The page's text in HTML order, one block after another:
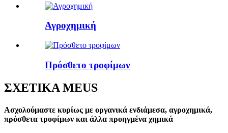
Αγροχημική
Πρόσθετο τροφίμων
ΣΧΕΤΙΚΑ ΜΕUS
Ασχολούμαστε κυρίως με οργανικά ενδιάμεσα, αγροχημικά,
πρόσθετα τροφίμων και άλλα προηγμένα χημικά